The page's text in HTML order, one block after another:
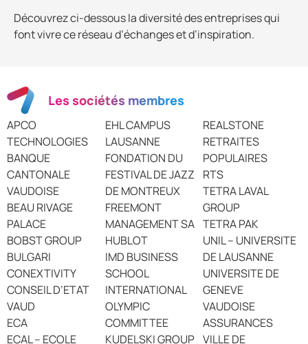
Découvrez ci-dessous la diversité des entreprises qui
font vivre ce réseau d’échanges et d’inspiration.
Les sociétés membres
APCO
TECHNOLOGIES
BANQUE
CANTONALE
VAUDOISE
BEAU RIVAGE
PALACE
BOBST GROUP
BULGARI
CONEXTIVITY
CONSEIL D’ETAT
VAUD
ECA
ECAL – ECOLE
EHL CAMPUS
LAUSANNE
FONDATION DU
FESTIVAL DE JAZZ
DE MONTREUX
FREEMONT
MANAGEMENT SA
HUBLOT
IMD BUSINESS
SCHOOL
INTERNATIONAL
OLYMPIC
COMMITTEE
KUDELSKI GROUP
REALSTONE
RETRAITES
POPULAIRES
RTS
TETRA LAVAL
GROUP
TETRA PAK
UNIL – UNIVERSITE
DE LAUSANNE
UNIVERSITE DE
GENEVE
VAUDOISE
ASSURANCES
VILLE DE